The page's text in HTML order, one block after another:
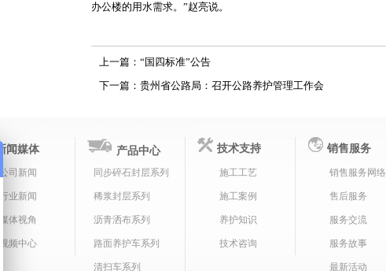
办公楼的用水需求。”赵亮说。
上一篇： “国四标准”公告
下一篇： 贵州省公路局：召开公路养护管理工作会
新闻媒体
公司新闻
行业新闻
媒体视角
视频中心
产品中心
同步碎石封层系列
稀浆封层系列
沥青洒布系列
路面养护车系列
清扫车系列
技术支持
施工工艺
施工案例
养护知识
技术咨询
销售服务
销售服务网络
售后服务
服务交流
服务故事
最新活动